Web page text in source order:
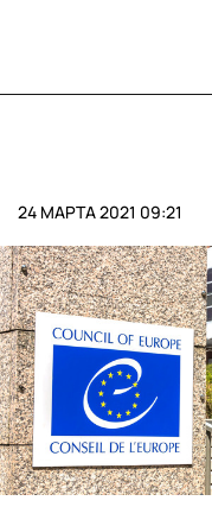
24 МАРТА 2021 09:21